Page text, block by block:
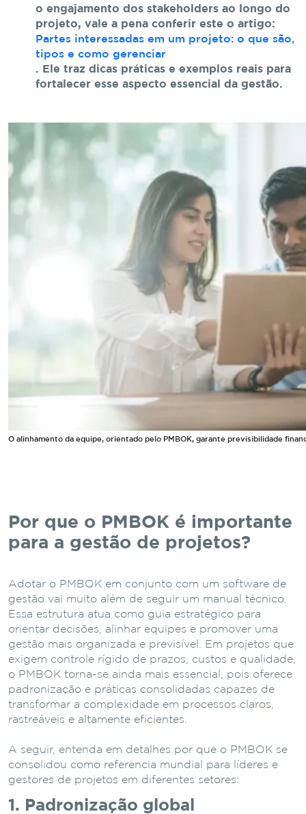
o engajamento dos stakeholders ao longo do
projeto, vale a pena conferir este o artigo:
Partes interessadas em um projeto: o que são,
tipos e como gerenciar
. Ele traz dicas práticas e exemplos reais para
fortalecer esse aspecto essencial da gestão.
O alinhamento da equipe, orientado pelo PMBOK, garante previsibilidade
Por que o PMBOK é importante
para a gestão de projetos?
Adotar o PMBOK em conjunto com um software de
gestão vai muito além de seguir um manual técnico.
Essa estrutura atua como guia estratégico para
orientar decisões, alinhar equipes e promover uma
gestão mais organizada e previsível. Em projetos que
exigem controle rígido de prazos, custos e qualidade,
o PMBOK torna-se ainda mais essencial, pois oferece
padronização e práticas consolidadas capazes de
transformar a complexidade em processos claros,
rastreáveis e altamente eficientes.
A seguir, entenda em detalhes por que o PMBOK se
consolidou como referência mundial para líderes e
gestores de projetos em diferentes setores:
1. Padronização global